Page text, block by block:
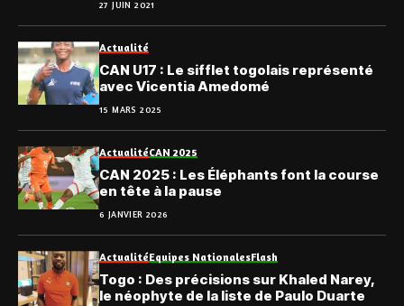
27 JUIN 2021
Actualité
CAN U17 : Le sifflet togolais représenté
avec Vicentia Amedomé
15 MARS 2025
ActualitéCAN 2025
CAN 2025 : Les Éléphants font la course
en tête à la pause
6 JANVIER 2026
ActualitéEquipes NationalesFlash
Togo : Des précisions sur Khaled Narey,
le néophyte de la liste de Paulo Duarte